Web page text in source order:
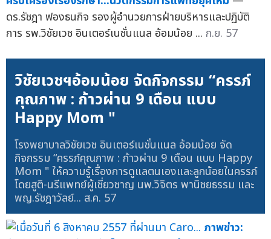
ดร.รัชฎา ฟองธนกิจ รองผู้อำนวยการฝ่ายบริหารและปฏิบัติ
การ รพ.วิชัยเวช อินเตอร์เนชั่นแนล อ้อมน้อย ... ก.ย. 57
วิชัยเวชฯอ้อมน้อย จัดกิจกรรม “ครรภ์
คุณภาพ : ก้าวผ่าน 9 เดือน แบบ
Happy Mom "
โรงพยาบาลวิชัยเวช อินเตอร์เนชั่นแนล อ้อมน้อย จัด
กิจกรรม “ครรภ์คุณภาพ : ก้าวผ่าน 9 เดือน แบบ Happy
Mom " ให้ความรู้เรื่องการดูแลตนเองและลูกน้อยในครรภ์
โดยสูติ-นรีแพทย์ผู้เชี่ยวชาญ นพ.วิจิตร พานิชยธรรม และ
พญ.รัชฎาวัลย์... ส.ค. 57
ภาพข่าว: